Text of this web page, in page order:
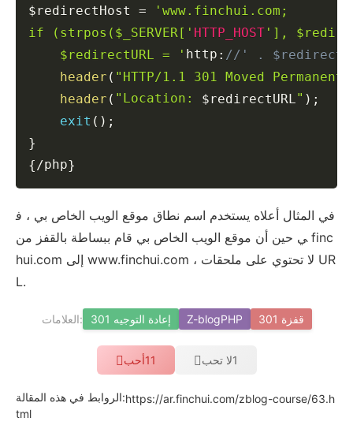
$redirectHost
=
'www.finchui.com;
if (strpos($_SERVER[' HTTP_HOST '],
    $redirectURL = '
http : //' .
header ( "HTTP/1.1 301 Moved
header ( "Location: $redirectURL" ) ;
exit ( ) ;
}
{/php}
في المثال أعلاه يستخدم اسم نطاق موقع الويب الخاص بي ، ف
ي حين أن موقع الويب الخاص بي قام ببساطة بالقفز من finc
hui.com إلى www.finchui.com ، لا تحتوي على ملحقات UR
L.
العلامات: 301 إعادة التوجيه Z-blogPHP 301 قفزة
أحب11 لا تحب1
الروابط في هذه المقالة:https://ar.finchui.com/zblog-course/63.h
tml